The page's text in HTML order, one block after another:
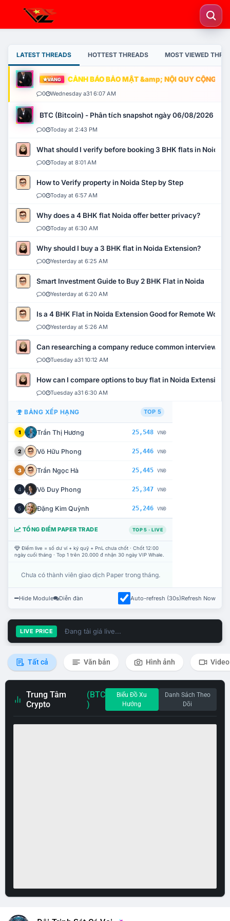
LATEST THREADS HOTTEST THREADS MOST VIEWED
VÀNG CẢNH BÁO BẢO MẬT &amp; NỘI QUY CỘNG
0 Wednesday a31 6:07 AM
BTC (Bitcoin) - Phân tích snapshot ngày 06/08/2026
0 Today at 2:43 PM
What should I verify before booking 3 BHK flats in Noida?
0 Today at 8:01 AM
How to Verify property in Noida Step by Step
0 Today at 6:57 AM
Why does a 4 BHK flat Noida offer better privacy?
0 Today at 6:30 AM
Why should I buy a 3 BHK flat in Noida Extension?
0 Yesterday at 6:25 AM
Smart Investment Guide to Buy 2 BHK Flat in Noida
0 Yesterday at 6:20 AM
Is a 4 BHK Flat in Noida Extension Good for Remote Work?
0 Yesterday at 5:26 AM
Can researching a company reduce common interview
0 Tuesday a31 10:12 AM
How can I compare options to buy flat in Noida Extension?
0 Tuesday a31 6:30 AM
BẢNG XẾP HẠNG TOP 5
1 Trần Thị Hương 25,548 VNĐ
2 Võ Hữu Phong 25,446 VNĐ
3 Trần Ngọc Hà 25,445 VNĐ
4 Võ Duy Phong 25,347 VNĐ
5 Đặng Kim Quỳnh 25,246 VNĐ
TỔNG ĐIỂM PAPER TRADE TOP 5 · LIVE
Điểm live = số dư ví + ký quỹ + PnL chưa chốt · Chốt 12:00
ngày cuối tháng · Top 1 trên 20.000 đ nhận 30 ngày VIP Whale.
Chưa có thành viên giao dịch Paper trong tháng.
Hide Module Diễn đàn Auto-refresh (30s)Refresh Now
LIVE PRICE Đang tải giá live...
Tất cả Văn bản Hình ảnh Video
Trung Tâm
Crypto
(BTC
)
Biểu Đồ Xu
Hướng
Danh Sách Theo
Dõi